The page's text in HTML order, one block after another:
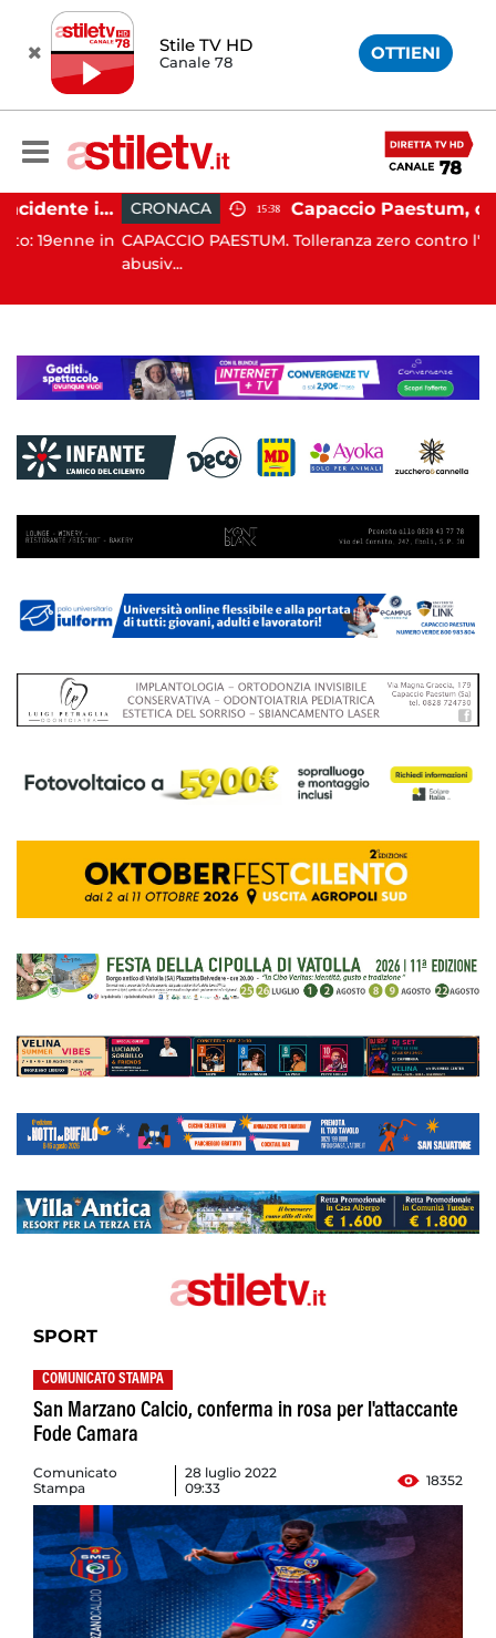
Stile TV HD
Canale 78 OTTIENI
Altavilla Silentina, incidente in moto nella notte: 19enne in prognosi riservata
in
CRONACA 15:38
CAPACCIO PAESTUM. Tolleranza zero contro
SPORT
COMUNICATO STAMPA
San Marzano Calcio, conferma in rosa per l'attaccante
Fode Camara
Comunicato
Stampa
28 luglio 2022
09:33
18352